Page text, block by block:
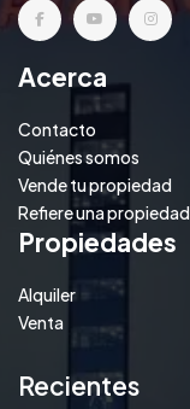
Acerca
Contacto
Quiénes somos
Vende tu propiedad
Refiere una propiedad
Propiedades
Alquiler
Venta
Recientes